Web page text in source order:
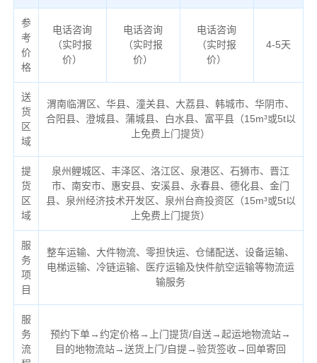
参
考
价
格
电话咨询
（实时报
价）
电话咨询
（实时报
价）
电话咨询
（实时报
价）
4-5天
送
货
区
域
渭南临渭区、华县、潼关县、大荔县、韩城市、华阴市、
合阳县、澄城县、蒲城县、白水县、富平县（15m³或5t以
上免费上门提货）
提
货
区
域
泉州鲤城区、丰泽区、洛江区、泉港区、石狮市、晋江
市、南安市、惠安县、安溪县、永春县、德化县、金门
县、泉州经济技术开发区、泉州台商投资区（15m³或5t以
上免费上门提货）
服
务
项
目
整车运输、大件物流、零担快运、仓储配送、设备运输、
电梯运输、冷链运输、医疗运输及快件航空运输等物流运
输服务
服
务
流
预约下单→约定价格→上门提货/自送→起运地物流站→
目的地物流站→送货上门/自提→验货签收→回单寄回